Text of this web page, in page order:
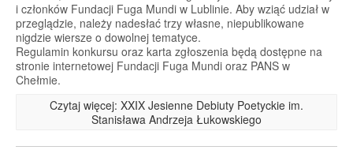
i członków Fundacji Fuga Mundi w Lublinie. Aby wziąć udział w
przeglądzie, należy nadesłać trzy własne, niepublikowane
nigdzie wiersze o dowolnej tematyce.
Regulamin konkursu oraz karta zgłoszenia będą dostępne na
stronie internetowej Fundacji Fuga Mundi oraz PANS w
Chełmie.
Czytaj więcej: XXIX Jesienne Debiuty Poetyckie im.
Stanisława Andrzeja Łukowskiego